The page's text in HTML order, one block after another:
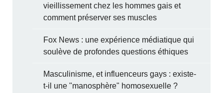
vieillissement chez les hommes gais et
comment préserver ses muscles
Fox News : une expérience médiatique qui
soulève de profondes questions éthiques
Masculinisme, et influenceurs gays : existe-
t-il une "manosphère" homosexuelle ?